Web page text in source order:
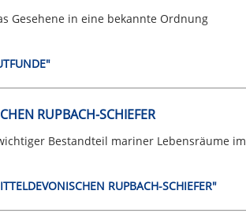
Gesehene in eine bekannte Ordnung
RUPBACH-SCHIEFER
Bestandteil mariner Lebensräume im
RUPBACH-SCHIEFER"